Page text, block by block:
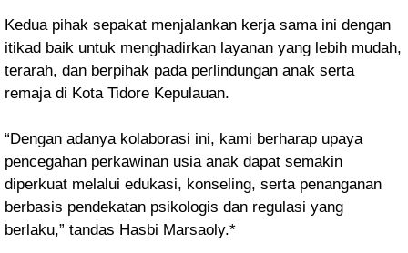
Kedua pihak sepakat menjalankan kerja sama ini dengan
itikad baik untuk menghadirkan layanan yang lebih mudah,
terarah, dan berpihak pada perlindungan anak serta
remaja di Kota Tidore Kepulauan.
“Dengan adanya kolaborasi ini, kami berharap upaya
pencegahan perkawinan usia anak dapat semakin
diperkuat melalui edukasi, konseling, serta penanganan
berbasis pendekatan psikologis dan regulasi yang
berlaku,” tandas Hasbi Marsaoly.*